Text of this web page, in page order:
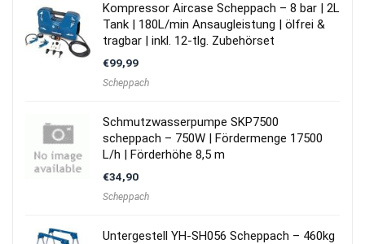
Kompressor Aircase Scheppach – 8 bar | 2L
Tank | 180L/min Ansaugleistung | ölfrei &
tragbar | inkl. 12-tlg. Zubehörset
€99,99
Scheppach
Schmutzwasserpumpe SKP7500
scheppach – 750W | Fördermenge 17500
L/h | Förderhöhe 8,5 m
€34,90
Scheppach
Untergestell YH-SH056 Scheppach – 460kg